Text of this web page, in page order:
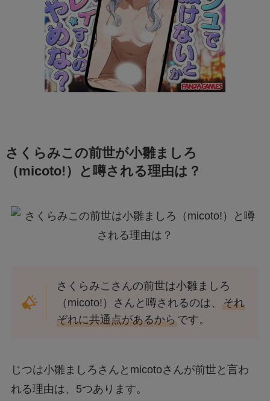
さくらみこの前世が小雛ましろ
（micoto!）と噂される理由は？
さくらみこさんの前世は小雛ましろ
（micoto!）さんと噂されるのは、それ
ぞれに共通点があるからです。
じつは小雛ましろさんとmicotoさんが前世と言わ
れる理由は、5つあります。